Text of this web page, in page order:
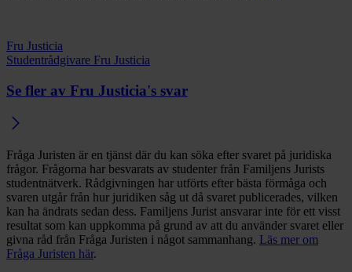
Fru Justicia
Studentrådgivare Fru Justicia
Se fler av Fru Justicia's svar
Fråga Juristen är en tjänst där du kan söka efter svaret på juridiska
frågor. Frågorna har besvarats av studenter från Familjens Jurists
studentnätverk. Rådgivningen har utförts efter bästa förmåga och
svaren utgår från hur juridiken såg ut då svaret publicerades, vilken
kan ha ändrats sedan dess. Familjens Jurist ansvarar inte för ett visst
resultat som kan uppkomma på grund av att du använder svaret eller
givna råd från Fråga Juristen i något sammanhang. Läs mer om
Fråga Juristen här.